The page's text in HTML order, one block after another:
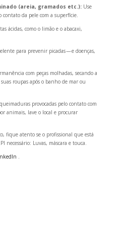
(areia, gramados etc.):Use
contato da pele com a superfície.
ácidas, como o limão e o abacaxi,
para prevenir picadas — e doenças,
com peças molhadas, secando a
roupas após o banho de mar ou
provocadas pelo contato com
animais, lave o local e procurar
fique atento se o profissional que está
necessário: Luvas, máscara e touca.
.